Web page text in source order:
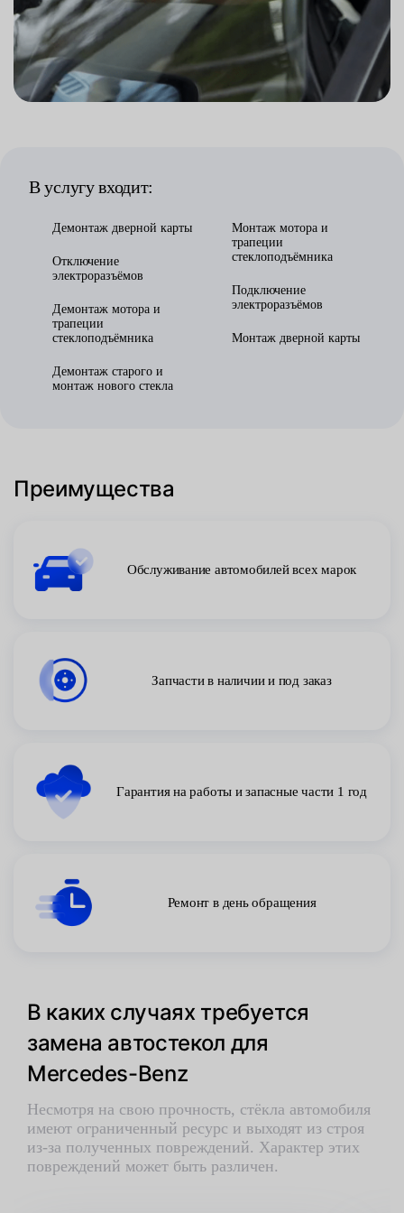
В услугу входит:
Демонтаж дверной карты
Отключение
электроразъёмов
Демонтаж мотора и
трапеции
стеклоподъёмника
Демонтаж старого и
монтаж нового стекла
Монтаж мотора и
трапеции
стеклоподъёмника
Подключение
электроразъёмов
Монтаж дверной карты
Преимущества
Обслуживание автомобилей всех марок
Запчасти в наличии и под заказ
Гарантия на работы и запасные части 1 год
Ремонт в день обращения
В каких случаях требуется
замена автостекол для
Mercedes-Benz
Несмотря на свою прочность, стёкла автомобиля
имеют ограниченный ресурс и выходят из строя
из-за полученных повреждений. Характер этих
повреждений может быть различен.